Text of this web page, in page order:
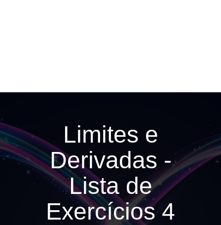
Limites e
Derivadas -
Lista de
Exercícios 4